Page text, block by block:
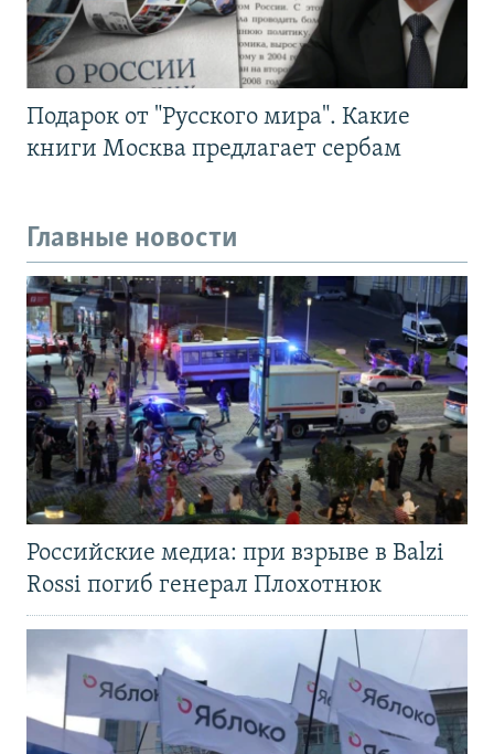
Подарок от "Русского мира". Какие
книги Москва предлагает сербам
Главные новости
Российские медиа: при взрыве в Balzi
Rossi погиб генерал Плохотнюк